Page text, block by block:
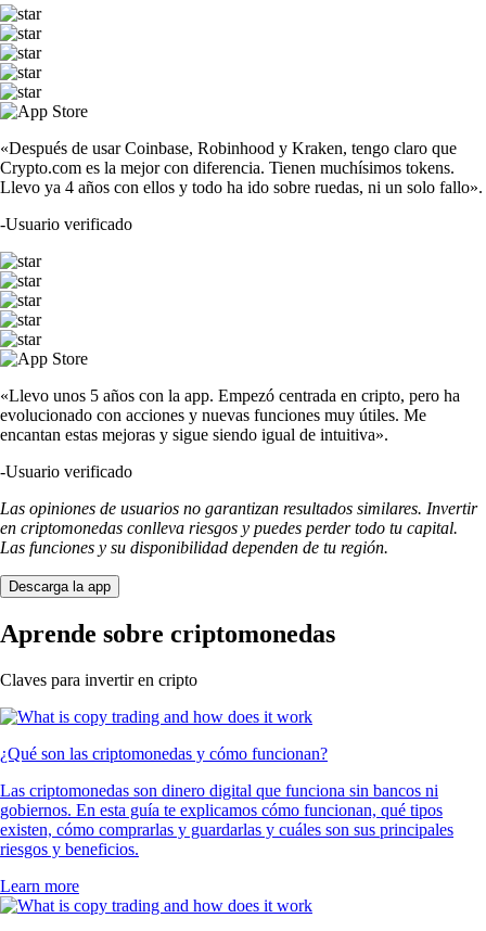
«Después de usar Coinbase, Robinhood y Kraken, tengo claro que
Crypto.com es la mejor con diferencia. Tienen muchísimos tokens.
Llevo ya 4 años con ellos y todo ha ido sobre ruedas, ni un solo fallo».
-Usuario verificado
«Llevo unos 5 años con la app. Empezó centrada en cripto, pero ha
evolucionado con acciones y nuevas funciones muy útiles. Me
encantan estas mejoras y sigue siendo igual de intuitiva».
-Usuario verificado
Las opiniones de usuarios no garantizan resultados similares. Invertir
en criptomonedas conlleva riesgos y puedes perder todo tu capital.
Las funciones y su disponibilidad dependen de tu región.
Descarga la app
Aprende sobre criptomonedas
Claves para invertir en cripto
¿Qué son las criptomonedas y cómo funcionan?
Las criptomonedas son dinero digital que funciona sin bancos ni
gobiernos. En esta guía te explicamos cómo funcionan, qué tipos
existen, cómo comprarlas y guardarlas y cuáles son sus principales
riesgos y beneficios.
Learn more